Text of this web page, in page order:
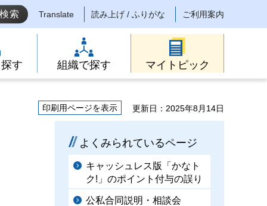
Translate 読み上げ / ふりがな ご利用案内
す 組織で探す マイトピック
印刷用ページを表示
更新日：2025年8月14日
よくみられているページ
キャッシュレス版「かなト
ク!」のポイント付与の誤り
公私合同説明・相談会